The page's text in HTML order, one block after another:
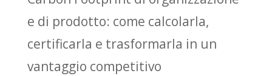
e di prodotto: come calcolarla,
certificarla e trasformarla in un
vantaggio competitivo